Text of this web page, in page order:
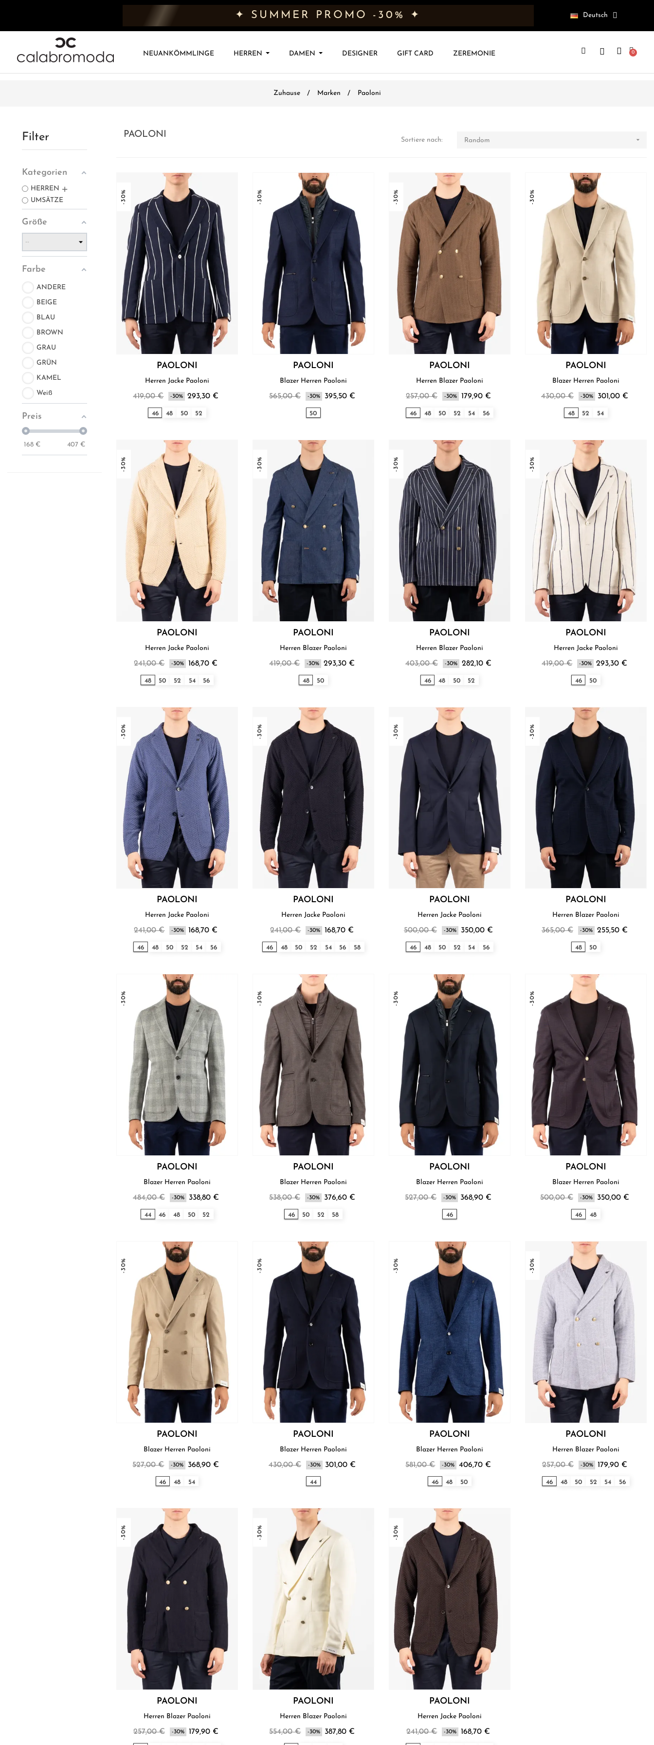
✦ SUMMER PROMO -30% ✦ Deutsch
NEUANKÖMMLINGE HERREN DAMEN DESIGNER GIFT CARD ZEREMONIE
Zuhause Marken Paoloni
Filter
Kategorien
HERREN
UMSÄTZE
Größe
Farbe
ANDERE
BEIGE
BLAU
BROWN
GRAU
GRÜN
KAMEL
Weiß
Preis
168 € 407 €
PAOLONI
Sortiere nach: Random 
-30%
PAOLONI
Herren Jacke Paoloni
419,00 € -30% 293,30 €
46 48 50 52
-30%
PAOLONI
Blazer Herren Paoloni
565,00 € -30% 395,50 €
50
-30%
PAOLONI
Herren Blazer Paoloni
257,00 € -30% 179,90 €
46 48 50 52 54 56
-30%
PAOLONI
Blazer Herren Paoloni
430,00 € -30% 301,00 €
48 52 54
-30%
PAOLONI
Herren Jacke Paoloni
241,00 € -30% 168,70 €
48 50 52 54 56
-30%
PAOLONI
Herren Blazer Paoloni
419,00 € -30% 293,30 €
48 50
-30%
PAOLONI
Herren Blazer Paoloni
403,00 € -30% 282,10 €
46 48 50 52
-30%
PAOLONI
Herren Jacke Paoloni
419,00 € -30% 293,30 €
46 50
-30%
PAOLONI
Herren Jacke Paoloni
241,00 € -30% 168,70 €
46 48 50 52 54 56
-30%
PAOLONI
Herren Jacke Paoloni
241,00 € -30% 168,70 €
46 48 50 52 54 56 58
-30%
PAOLONI
Herren Jacke Paoloni
500,00 € -30% 350,00 €
46 48 50 52 54 56
-30%
PAOLONI
Herren Blazer Paoloni
365,00 € -30% 255,50 €
48 50
-30%
PAOLONI
Blazer Herren Paoloni
484,00 € -30% 338,80 €
44 46 48 50 52
-30%
PAOLONI
Blazer Herren Paoloni
538,00 € -30% 376,60 €
46 50 52 58
-30%
PAOLONI
Blazer Herren Paoloni
527,00 € -30% 368,90 €
46
-30%
PAOLONI
Blazer Herren Paoloni
500,00 € -30% 350,00 €
46 48
-30%
PAOLONI
Blazer Herren Paoloni
527,00 € -30% 368,90 €
46 48 54
-30%
PAOLONI
Blazer Herren Paoloni
430,00 € -30% 301,00 €
44
-30%
PAOLONI
Blazer Herren Paoloni
581,00 € -30% 406,70 €
46 48 50
-30%
PAOLONI
Herren Blazer Paoloni
257,00 € -30% 179,90 €
46 48 50 52 54 56
-30%
PAOLONI
Herren Blazer Paoloni
257,00 € -30% 179,90 €
-30%
PAOLONI
Herren Blazer Paoloni
554,00 € -30% 387,80 €
-30%
PAOLONI
Herren Jacke Paoloni
241,00 € -30% 168,70 €